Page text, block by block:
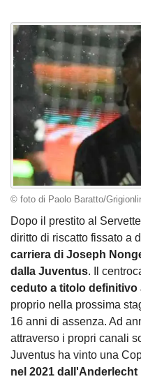
© foto di Paolo Baratto/
Dopo il prestito al
diritto di riscatto fissato a
carriera di Joseph
dalla Juventus. Il
ceduto a titolo
proprio nella prossima
16 anni di assenza. Ad
attraverso i propri canali
Juventus ha vinto una
nel 2021